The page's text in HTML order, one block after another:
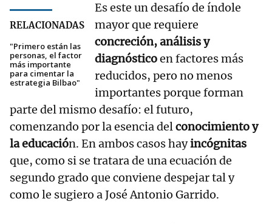
RELACIONADAS
"Primero están las
personas, el factor
más importante
para cimentar la
estrategia Bilbao"
Es este un desafío de índole
mayor que requiere
concreción, análisis y
diagnósticoen factores más
reducidos, pero no menos
importantes porque forman
parte del mismo desafío: el futuro,
comenzando por la esencia delconocimiento y
la educación. En ambos casos hayincógnitas
que, como si se tratara de una ecuación de
segundo grado que conviene despejar tal y
como le sugiero a José Antonio Garrido.